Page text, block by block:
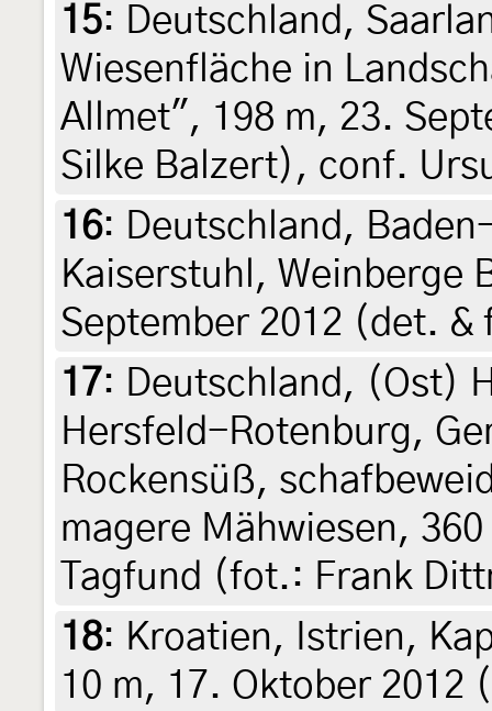
15: Deutschland,
Wiesenfläche in
Allmet", 198 m, 23.
Silke Balzert), conf.
16: Deutschland,
Kaiserstuhl, Weinberge
September 2012 (det.
17: Deutschland, (Ost)
Hersfeld-Rotenburg,
Rockensüß,
magere Mähwiesen,
Tagfund (fot.: Frank
18: Kroatien, Istrien,
10 m, 17. Oktober 2012